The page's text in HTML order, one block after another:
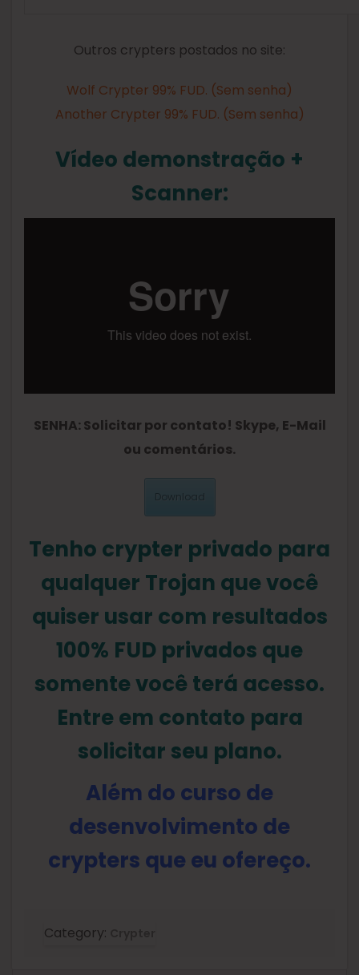
Outros crypters postados no site:
Wolf Crypter 99% FUD. (Sem senha)
Another Crypter 99% FUD. (Sem senha)
Vídeo demonstração +
Scanner:
SENHA: Solicitar por contato! Skype, E-Mail
ou comentários.
Download
Tenho crypter privado para
qualquer Trojan que você
quiser usar com resultados
100% FUD privados que
somente você terá acesso.
Entre em contato para
solicitar seu plano.
Além do curso de
desenvolvimento de
crypters que eu ofereço.
Category: